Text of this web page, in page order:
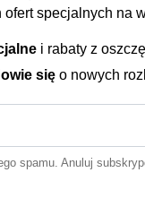
specjalnych na
i rabaty z
się o nowych
spamu. Anuluj